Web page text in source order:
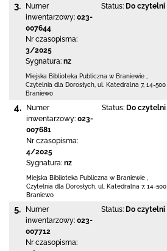
3.
Numer
inwentarzowy: 023-
007644
Nr czasopisma:
3/2025
Sygnatura: nz
Status: Do czytelni
Miejska Biblioteka Publiczna w Braniewie
Czytelnia dla Dorosłych, ul. Katedralna 7, 14-500
Braniewo
4.
Numer
inwentarzowy: 023-
007681
Nr czasopisma:
4/2025
Sygnatura: nz
Status: Do czytelni
Miejska Biblioteka Publiczna w Braniewie
Czytelnia dla Dorosłych, ul. Katedralna 7, 14-500
Braniewo
5.
Numer
inwentarzowy: 023-
007712
Nr czasopisma:
Status: Do czytelni